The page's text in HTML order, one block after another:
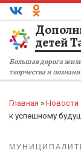
Перейти к
детей
Большая дорога
творчества и
Главная » Новости
к успешному